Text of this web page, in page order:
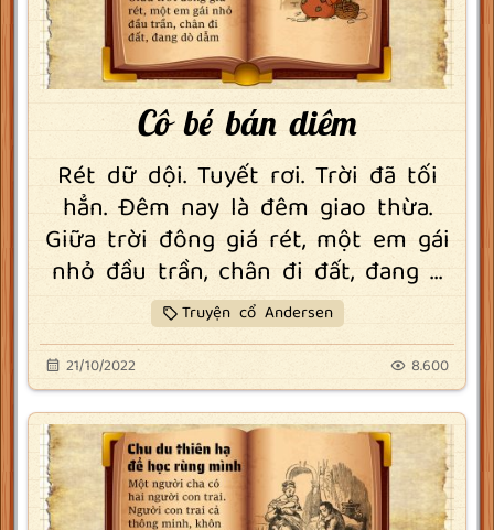
Cô bé bán diêm
Rét dữ dội. Tuyết rơi. Trời đã tối
hẳn. Đêm nay là đêm giao thừa.
Giữa trời đông giá rét, một em gái
nhỏ đầu trần, chân đi đất, đang ...
Truyện cổ Andersen
21/10/2022 8.600